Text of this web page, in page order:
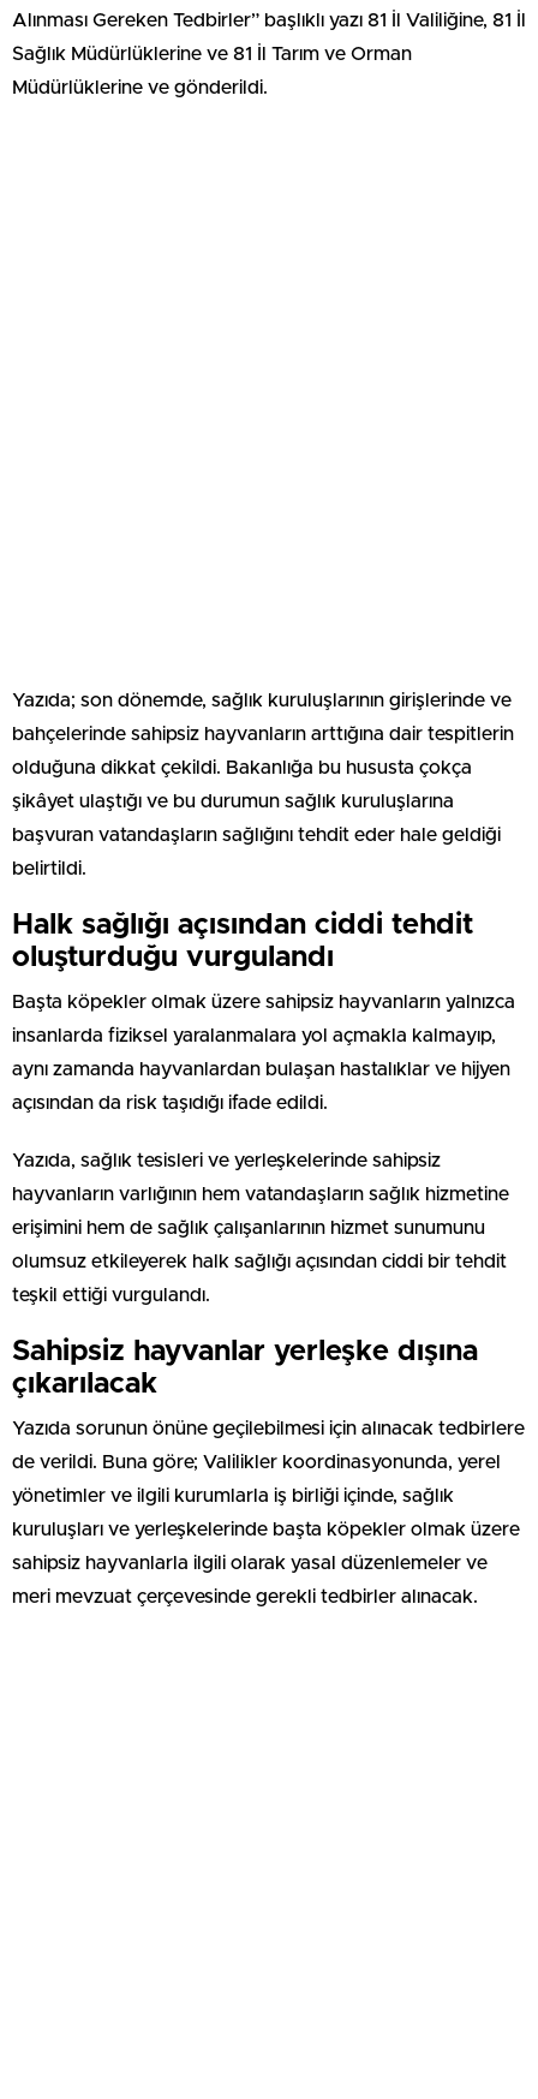
Alınması Gereken Tedbirler” başlıklı yazı 81 İl Valiliğine, 81 İl
Sağlık Müdürlüklerine ve 81 İl Tarım ve Orman
Müdürlüklerine ve gönderildi.
Yazıda; son dönemde, sağlık kuruluşlarının girişlerinde ve
bahçelerinde sahipsiz hayvanların arttığına dair tespitlerin
olduğuna dikkat çekildi. Bakanlığa bu hususta çokça
şikâyet ulaştığı ve bu durumun sağlık kuruluşlarına
başvuran vatandaşların sağlığını tehdit eder hale geldiği
belirtildi.
Halk sağlığı açısından ciddi tehdit
oluşturduğu vurgulandı
Başta köpekler olmak üzere sahipsiz hayvanların yalnızca
insanlarda fiziksel yaralanmalara yol açmakla kalmayıp,
aynı zamanda hayvanlardan bulaşan hastalıklar ve hijyen
açısından da risk taşıdığı ifade edildi.
Yazıda, sağlık tesisleri ve yerleşkelerinde sahipsiz
hayvanların varlığının hem vatandaşların sağlık hizmetine
erişimini hem de sağlık çalışanlarının hizmet sunumunu
olumsuz etkileyerek halk sağlığı açısından ciddi bir tehdit
teşkil ettiği vurgulandı.
Sahipsiz hayvanlar yerleşke dışına
çıkarılacak
Yazıda sorunun önüne geçilebilmesi için alınacak tedbirlere
de verildi. Buna göre; Valilikler koordinasyonunda, yerel
yönetimler ve ilgili kurumlarla iş birliği içinde, sağlık
kuruluşları ve yerleşkelerinde başta köpekler olmak üzere
sahipsiz hayvanlarla ilgili olarak yasal düzenlemeler ve
meri mevzuat çerçevesinde gerekli tedbirler alınacak.